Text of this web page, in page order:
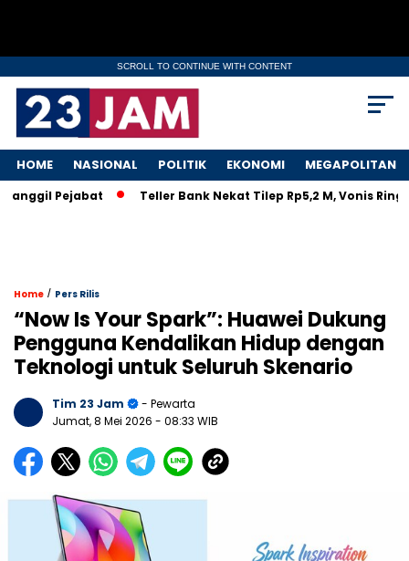
SCROLL TO CONTINUE WITH CONTENT
HOME NASIONAL POLITIK EKONOMI MEGAPOLITAN
Pejabat Teller Bank Nekat Tilep Rp5,2 M, Vonis Ringan
Home / Pers Rilis
“Now Is Your Spark”: Huawei Dukung
Pengguna Kendalikan Hidup dengan
Teknologi untuk Seluruh Skenario
Tim 23 Jam
- Pewarta
Jumat, 8 Mei 2026 - 08:33 WIB